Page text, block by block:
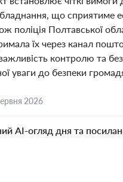
що сприятиме
поліція Полтавської
їх через канал
контролю та
уваги до безпеки
2026
AI-огляд дня та